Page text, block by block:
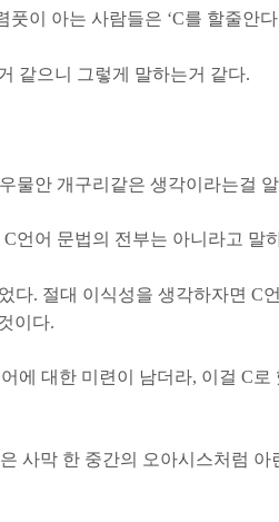
이 아는 사람들은 ‘C를 할줄안
같으니 그렇게 말하는거 같다.
물안 개구리같은 생각이라는걸
언어 문법의 전부는 아니라고 말
다. 절대 이식성을 생각하자면 C
이다.
에 대한 미련이 남더라, 이걸 C로
사막 한 중간의 오아시스처럼 아